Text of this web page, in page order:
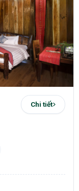
Chi tiết